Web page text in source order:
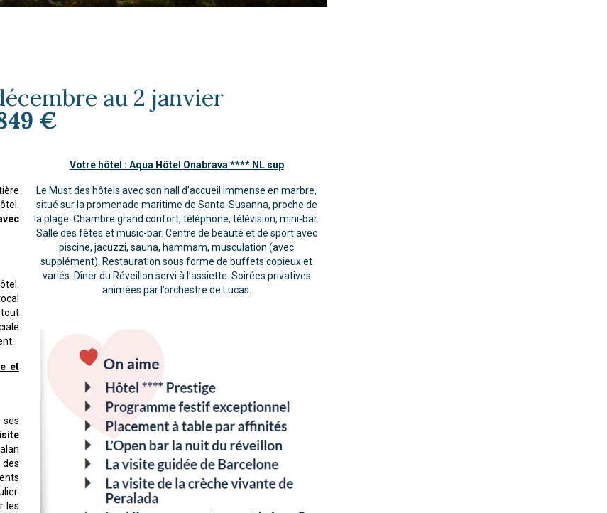
au 2 janvier
€
et
les
Votre hôtel : Aqua Hôtel Onabrava **** NL sup
Le Must des hôtels avec son hall d’accueil immense en marbre,
situé sur la promenade maritime de Santa-Susanna, proche de
la plage. Chambre grand confort, téléphone, télévision, mini-bar.
Salle des fêtes et music-bar. Centre de beauté et de sport avec
piscine, jacuzzi, sauna, hammam, musculation (avec
supplément). Restauration sous forme de buffets copieux et
variés. Dîner du Réveillon servi à l’assiette. Soirées privatives
animées par l’orchestre de Lucas.